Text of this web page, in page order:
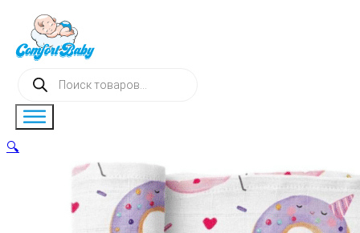
Поиск
товаров
🔍